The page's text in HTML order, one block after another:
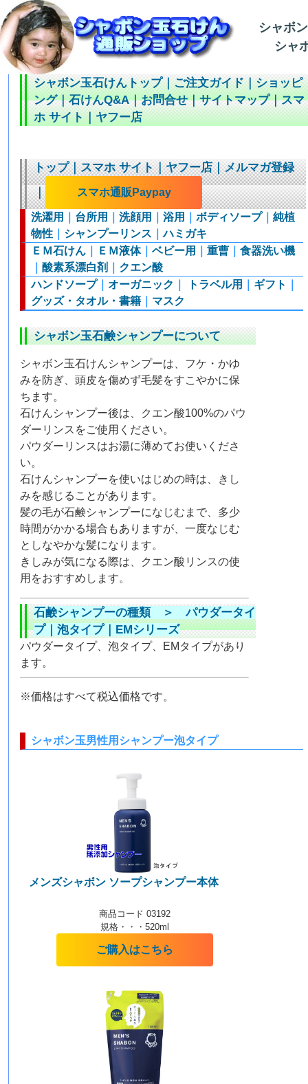
シャボ
シャ
シャボン玉石けんトップ｜ご注文ガイド｜ショッピ
ング｜石けんQ&A｜お問合せ｜サイトマップ｜スマ
ホ サイト｜ヤフー店
トップ｜スマホ サイト｜ヤフー店｜メルマガ登録
｜
スマホ通販Paypay
洗濯用 台所用 ｜洗顔用 ｜浴用 ｜ボディソープ｜純植
物性
シャンプーリンス ｜ハミガキ
ＥＭ石けん
ＥＭ液体｜ベビー用 ｜重曹 ｜食器洗い機
｜酸素系漂白剤
クエン酸
ハンドソープ｜オーガニック トラベル用 ギフト
グッズ・タオル・書籍
マスク
シャボン玉石鹸シャンプーについて
シャボン玉石けんシャンプーは、フケ・かゆ
みを防ぎ、頭皮を傷めず毛髪をすこやかに保
ちます。
石けんシャンプー後は、クエン酸100%のパウ
ダーリンスをご使用ください。
パウダーリンスはお湯に薄めてお使いくださ
い。
石けんシャンプーを使いはじめの時は、きし
みを感じることがあります。
髪の毛が石鹸シャンプーになじむまで、多少
時間がかかる場合もありますが、一度なじむ
としなやかな髪になります。
きしみが気になる際は、クエン酸リンスの使
用をおすすめします。
石鹸シャンプーの種類 ＞パウダータイ
プ｜泡タイプ｜ EMシリーズ
パウダータイプ、泡タイプ、EMタイプがあり
ます。
※価格はすべて税込価格です。
シャボン玉男性用シャンプー泡タイプ
メンズシャボン ソープシャンプー本体【泡
商品コード 03192
規格・・・520ml
ご購入はこちら